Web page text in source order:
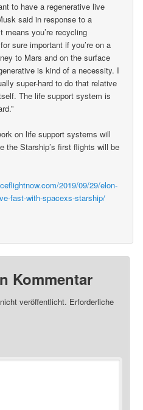
to have a regenerative live
said in response to a
means you’re recycling
sure important if you’re on a
to Mars and on the surface
is kind of a necessity. I
super-hard to do that relative
The life support system is
on life support systems will
the Starship’s first flights will be
2019/09/29/elon-
fast-with-spacexs-starship/
Kommentar
veröffentlicht. Erforderliche